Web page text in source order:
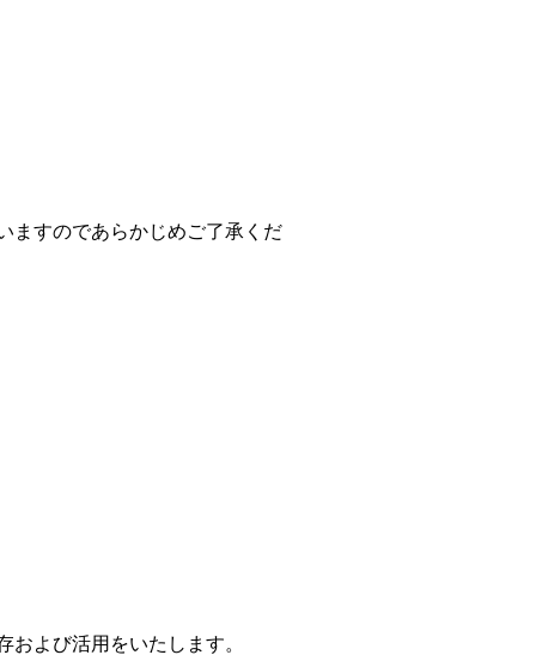
ますのであらかじめご了承くだ
よび活用をいたします。